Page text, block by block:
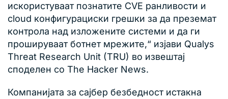
искористуваат познатите CVE ранливости и
cloud конфигурациски грешки за да преземат
контрола над изложените системи и да ги
прошируваат ботнет мрежите,“ изјави Qualys
Threat Research Unit (TRU) во извештај
споделен со The Hacker News.
Компанијата за сајбер безбедност истакна